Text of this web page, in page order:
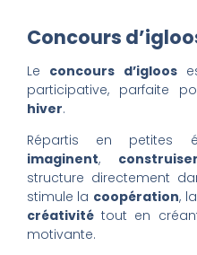
Concours
Le concours d’igloos
participative, parfaite
hiver.
Répartis en petites
imaginent,
structure directement
stimule la coopération, la
créativitétout en
motivante.